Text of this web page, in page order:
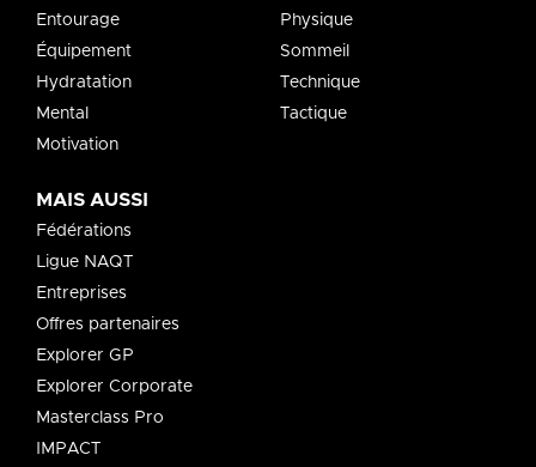
Entourage
Équipement
Hydratation
Mental
Motivation
Physique
Sommeil
Technique
Tactique
MAIS AUSSI
Fédérations
Ligue NAQT
Entreprises
Offres partenaires
Explorer GP
Explorer Corporate
Masterclass Pro
IMPACT